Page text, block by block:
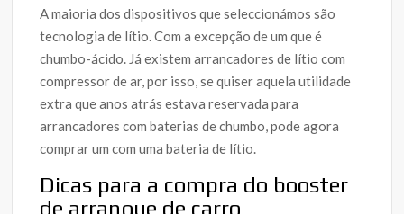
A maioria dos dispositivos que seleccionámos são
tecnologia de lítio. Com a excepção de um que é
chumbo-ácido. Já existem arrancadores de lítio com
compressor de ar, por isso, se quiser aquela utilidade
extra que anos atrás estava reservada para
arrancadores com baterias de chumbo, pode agora
comprar um com uma bateria de lítio.
Dicas para a compra do booster
de arranque de carro